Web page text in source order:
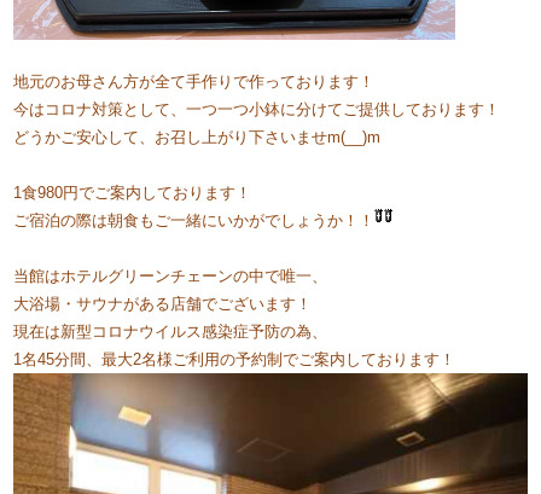
地元のお母さん方が全て手作りで作っております！
今はコロナ対策として、一つ一つ小鉢に分けてご提供しております！
どうかご安心して、お召し上がり下さいませm(__)m
​​1食980円でご案内しております！
​ご宿泊の際は朝食もご一緒にいかがでしょうか！！
​​当館はホテルグリーンチェーンの中で唯一、​
大浴場・サウナがある店舗でございます！
現在は新型コロナウイルス感染症予防の為、
1名45分間、最大2名様ご利用の予約制でご案内しております！